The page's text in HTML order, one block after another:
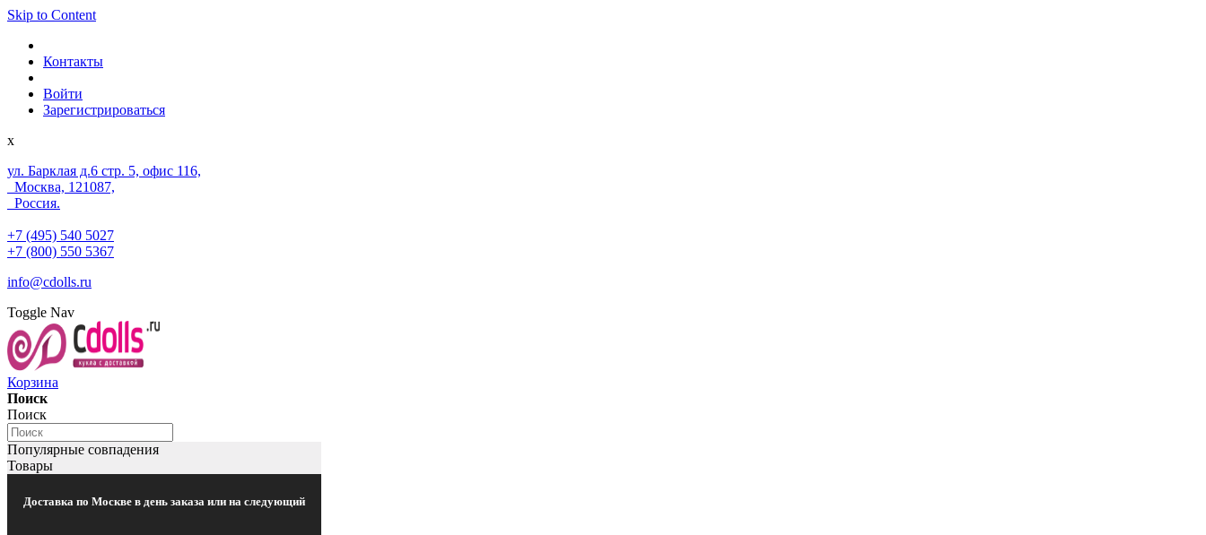
Skip to Content
Контакты
Войти
Зарегистрироваться
x
ул. Барклая д.6 стр. 5, офис 116,
Москва, 121087,
Россия.
+7 (495) 540 5027
+7 (800) 550 5367
info@cdolls.ru
Toggle Nav
Корзина
Поиск
Поиск
Популярные совпадения
Товары
Доставка по Москве в день заказа или на следующий